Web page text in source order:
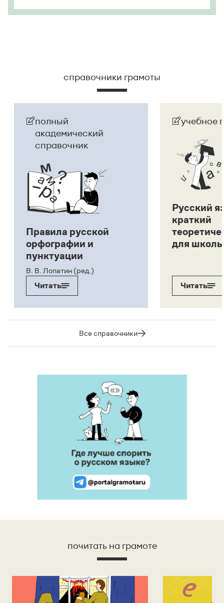
справочники грамоты
полный
академический
справочник
Правила русской
орфографии и
пунктуации
В. В. Лопатин (ред.)
Читать
учебное
Русский
краткий
для
Читать
Все справочники
почитать на грамоте